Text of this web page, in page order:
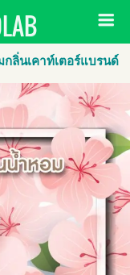
ลิ่นเคาท์เตอร์แบรนด์